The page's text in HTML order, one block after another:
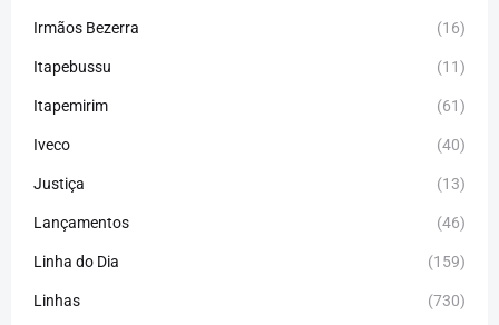
Irmãos Bezerra (16)
Itapebussu (11)
Itapemirim (61)
Iveco (40)
Justiça (13)
Lançamentos (46)
Linha do Dia (159)
Linhas (730)